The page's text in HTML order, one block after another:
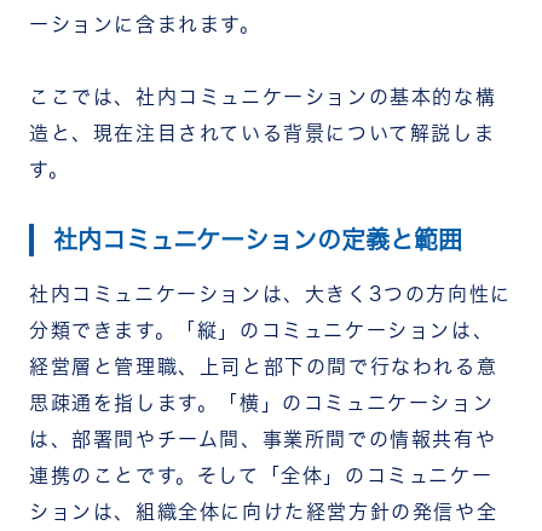
【環境・制度を整える施策4】メンター制度の導
エーションの開催
【組織文化をつくる施策2】社内部活・サークル活
動の支援
トの実施
社内コミュニケーション施策でよくある失敗パター
目的が曖昧なまま施策を導入する
従業員に負担をかけすぎる
一部の従業員しか参加しない
社内コミュニケーション活性化を成功させるポイン
ト
自社の課題を明確にしてから施策を選ぶ
効果測定を行ない改善サイクルを回す
ーションに含まれます。
ここでは、社内コミュニケーションの基本的な構
造と、現在注目されている背景について解説しま
す。
社内コミュニケーションの定義と範囲
社内コミュニケーションは、大きく3つの方向性に
分類できます。「縦」のコミュニケーションは、
経営層と管理職、上司と部下の間で行なわれる意
思疎通を指します。「横」のコミュニケーション
は、部署間やチーム間、事業所間での情報共有や
連携のことです。そして「全体」のコミュニケー
ションは、組織全体に向けた経営方針の発信や全